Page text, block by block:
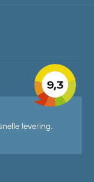
9,3
levering.